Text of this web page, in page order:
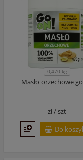
0,470 kg
Masło orzechowe
zł /szt
Do